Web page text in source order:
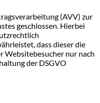
(AVV) zur
geschlossen. Hierbei
dass dieser die
Websitebesucher nur nach
der DSGVO